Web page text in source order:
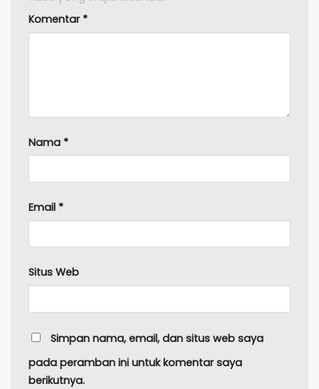
Komentar *
Nama *
Email *
Situs Web
Simpan nama, email, dan situs web saya
pada peramban ini untuk komentar saya
berikutnya.